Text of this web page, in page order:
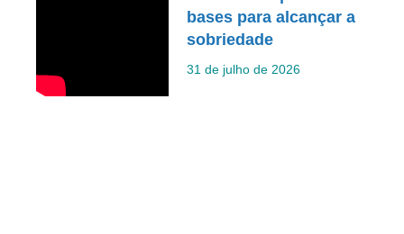
bases para alcançar a
sobriedade
31 de julho de 2026